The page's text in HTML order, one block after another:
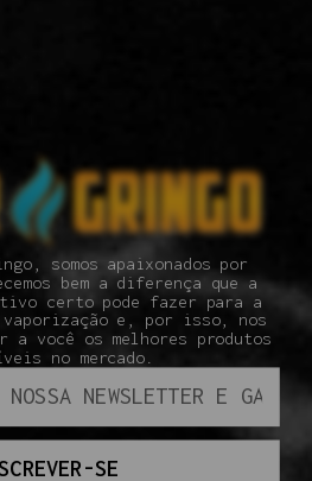
somos apaixonados por
bem a diferença que a
certo pode fazer para a
e, por isso, nos
a você os melhores produtos
no mercado.
SE